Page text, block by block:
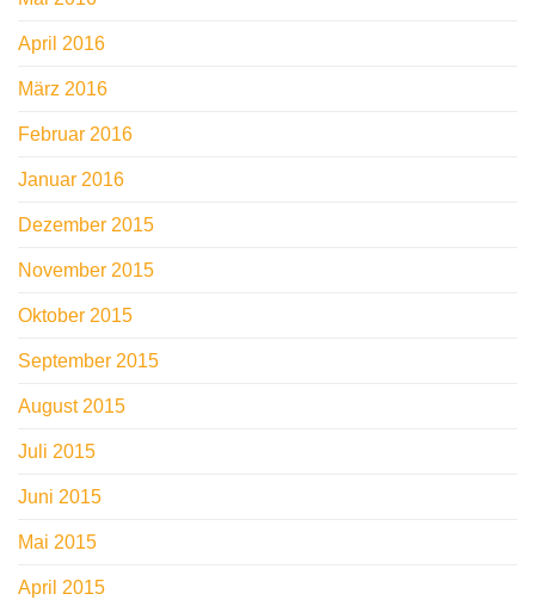
April 2016
März 2016
Februar 2016
Januar 2016
Dezember 2015
November 2015
Oktober 2015
September 2015
August 2015
Juli 2015
Juni 2015
Mai 2015
April 2015